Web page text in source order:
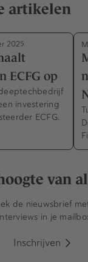
artikelen
2025
ECFG op
investering
ECFG.
van
de nieuwsbrief
in je
Inschrijven